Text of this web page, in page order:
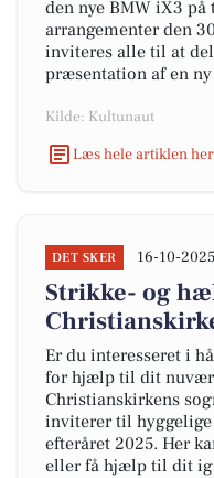
den nye BMW iX3
arrangementer den
inviteres alle til at
præsentation af en
Kilde: Kultunaut
Læs hele artiklen her
DET SKER 16-10-
Strikke- og
Er du interesseret i
for hjælp til dit
Christianskirkens
inviterer til
efteråret 2025. Her
eller få hjælp til dit